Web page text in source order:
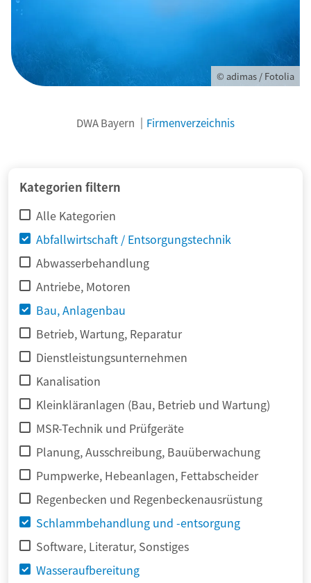
© adimas / Fotolia
DWA Bayern Firmenverzeichnis
Kategorien filtern
Alle Kategorien
Abfallwirtschaft / Entsorgungstechnik
Abwasserbehandlung
Antriebe, Motoren
Bau, Anlagenbau
Betrieb, Wartung, Reparatur
Dienstleistungsunternehmen
Kanalisation
Kleinkläranlagen (Bau, Betrieb und Wartung)
MSR-Technik und Prüfgeräte
Planung, Ausschreibung, Bauüberwachung
Pumpwerke, Hebeanlagen, Fettabscheider
Regenbecken und Regenbeckenausrüstung
Schlammbehandlung und -entsorgung
Software, Literatur, Sonstiges
Wasseraufbereitung